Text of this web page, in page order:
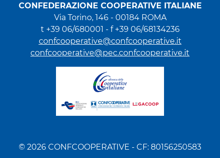
CONFEDERAZIONE COOPERATIVE ITALIANE
Via Torino, 146 - 00184 ROMA
t +39 06/680001 - f +39 06/68134236
confcooperative@confcooperative.it
confcooperative@pec.confcooperative.it
© 2026 CONFCOOPERATIVE - CF: 80156250583